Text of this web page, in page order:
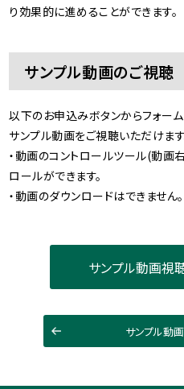
り効果的に進めることができます。
サンプル動画のご視聴
以下のお申込みボタンからフォー
サンプル動画をご視聴いただけます
・動画のコントロールツール(動画右
ロールができます。
・動画のダウンロードはできません。
サンプル動画視
サンプル動